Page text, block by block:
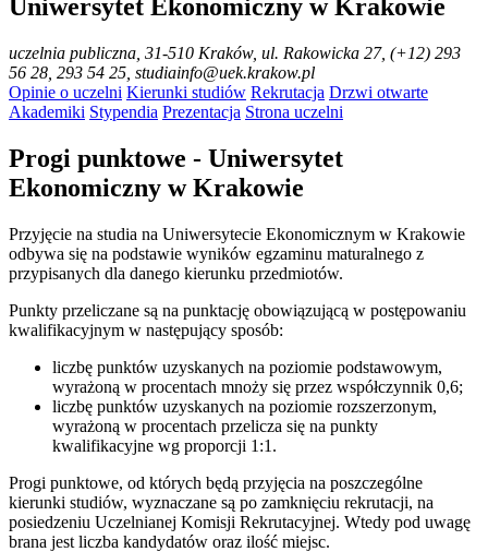
Uniwersytet Ekonomiczny w Krakowie
uczelnia publiczna , 31-510 Kraków, ul. Rakowicka 27, (+12) 293
56 28, 293 54 25, studiainfo@uek.krakow.pl
Opinie o uczelni Kierunki studiów Rekrutacja Drzwi otwarte
Akademiki Stypendia Prezentacja Strona uczelni
Progi punktowe - Uniwersytet
Ekonomiczny w Krakowie
Przyjęcie na studia na Uniwersytecie Ekonomicznym w Krakowie
odbywa się na podstawie wyników egzaminu maturalnego z
przypisanych dla danego kierunku przedmiotów.
Punkty przeliczane są na punktację obowiązującą w postępowaniu
kwalifikacyjnym w następujący sposób:
liczbę punktów uzyskanych na poziomie podstawowym,
wyrażoną w procentach mnoży się przez współczynnik 0,6;
liczbę punktów uzyskanych na poziomie rozszerzonym,
wyrażoną w procentach przelicza się na punkty
kwalifikacyjne wg proporcji 1:1.
Progi punktowe, od których będą przyjęcia na poszczególne
kierunki studiów, wyznaczane są po zamknięciu rekrutacji, na
posiedzeniu Uczelnianej Komisji Rekrutacyjnej. Wtedy pod uwagę
brana jest liczba kandydatów oraz ilość miejsc.